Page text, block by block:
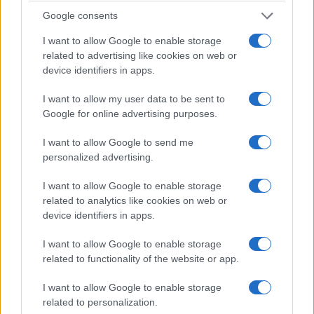
Google consents
I want to allow Google to enable storage
related to advertising like cookies on web or
device identifiers in apps.
I want to allow my user data to be sent to
Google for online advertising purposes.
I want to allow Google to send me
personalized advertising.
I want to allow Google to enable storage
related to analytics like cookies on web or
device identifiers in apps.
I want to allow Google to enable storage
related to functionality of the website or app.
I want to allow Google to enable storage
related to personalization.
La visitatrice avrebbe inoltre rivolto una domanda
alla responsabile del gruppo, chiedendole se
condividesse la protesta. Dalle testimonianze
circolate online, la guida avrebbe evitato di
rispondere direttamente, facendo riferimento
anche alla necessità di proseguire la visita. Gli
studenti avrebbero spiegato la loro iniziativa
come una “protesta contro il genocidio a Gaza”,
situazione nella Striscia.